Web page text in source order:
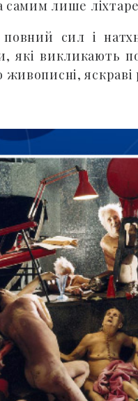
самим лише
сил і
які викликають
яскраві